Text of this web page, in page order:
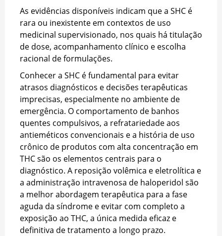
As evidências disponíveis indicam que a SHC é
rara ou inexistente em contextos de uso
medicinal supervisionado, nos quais há titulação
de dose, acompanhamento clínico e escolha
racional de formulações.
Conhecer a SHC é fundamental para evitar
atrasos diagnósticos e decisões terapêuticas
imprecisas, especialmente no ambiente de
emergência. O comportamento de banhos
quentes compulsivos, a refratariedade aos
antieméticos convencionais e a história de uso
crônico de produtos com alta concentração em
THC são os elementos centrais para o
diagnóstico. A reposição volêmica e eletrolítica e
a administração intravenosa de haloperidol são
a melhor abordagem terapêutica para a fase
aguda da síndrome e evitar com completo a
exposição ao THC, a única medida eficaz e
definitiva de tratamento a longo prazo.